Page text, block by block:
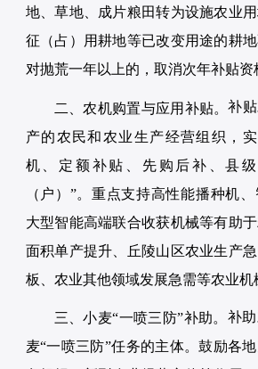
地、草地、成片粮田转为设施农业
征（占）用耕地等已改变用途的耕地
对抛荒一年以上的，取消次年补贴资
二、农机购置与应用补贴。补
产的农民和农业生产经营组织，
机、定额补贴、先购后补、县
（户）”。重点支持高性能播种机、
大型智能高端联合收获机械等有助
面积单产提升、丘陵山区农业生产
板、农业其他领域发展急需等农业机
三、小麦“一喷三防”补助。 补
麦“一喷三防”任务的主体。鼓励各